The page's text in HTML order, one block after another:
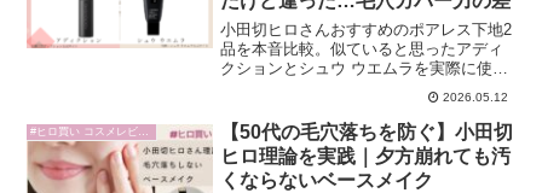
小田切ヒロさんおすすめのポアレス下地2
品を本音比較。似ていると思ったアディ
クションとシュウ ウエムラを実際に使っ
て検証したところ、毛穴カバー力に明確
な差がありました。52歳・たるみ毛穴が
気になる乾燥肌のリアルな使用感と選び
方のポイントを元美容部員目線で詳しく
解説します。
2026.05.12
#ヒロ買い コスメレビュー
【50代の毛穴落ちを防ぐ】小田切
ヒロ理論を実践｜夕方崩れても汚
くならないベースメイク